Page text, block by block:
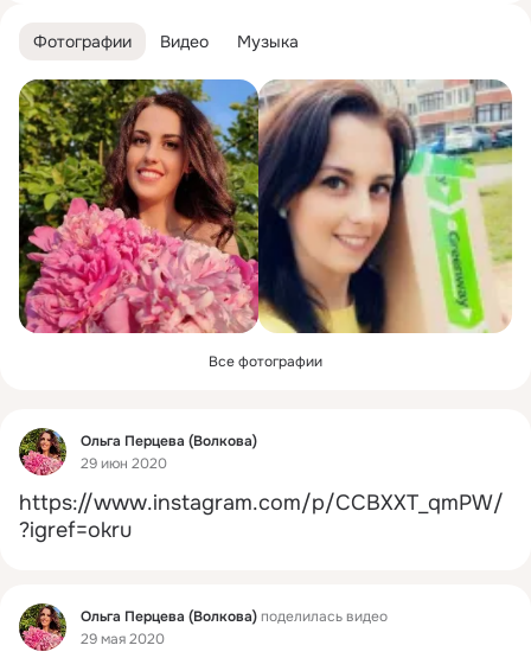
Фотографии Видео Музыка
Все фотографии
Фид
Ольга Перцева (Волкова)
29 июн 2020
https://www.instagram.com/p/CCBXXT_qmPW/
?igref=okru
Фид Ольга Перцева (Волкова)поделилась видео
29 мая 2020